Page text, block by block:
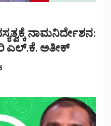
ನಾಮನಿರ್ದೇಶನ:
ಎಲ್.ಕೆ. ಅತೀಕ್